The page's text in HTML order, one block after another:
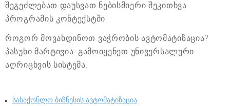
შეგეძლებათ დაუსვათ ნებისმიერი შეკითხვა
პროგრამის კონტექსტში.
როგორ მოვახდინოთ ვაჭრობის ავტომატიზაცია?
პასუხი მარტივია: გამოიყენეთ უნივერსალური
აღრიცხვის სისტემა.
სასაქონლო ბიზნესის ავტომატიზაცია